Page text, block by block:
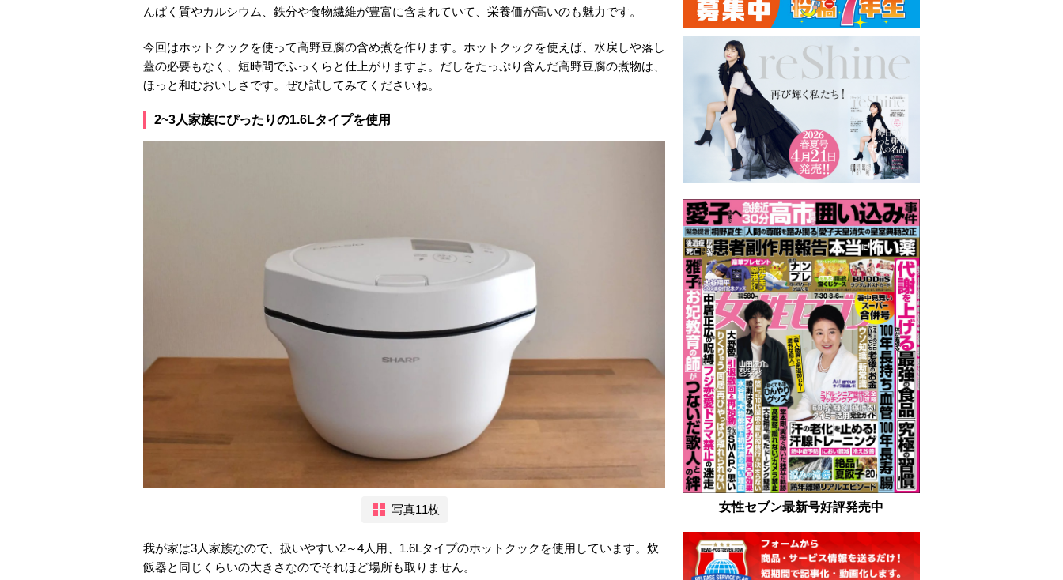
んぱく質やカルシウム、鉄分や食物繊維が豊富に含まれていて、栄養価が高いのも魅力です。
今回はホットクックを使って高野豆腐の含め煮を作ります。ホットクックを使えば、水戻しや落し
蓋の必要もなく、短時間でふっくらと仕上がりますよ。だしをたっぷり含んだ高野豆腐の煮物は、
ほっと和むおいしさです。ぜひ試してみてくださいね。
2~3人家族にぴったりの1.6Lタイプを使用
写真11枚
我が家は3人家族なので、扱いやすい2～4人用、1.6Lタイプのホットクックを使用しています。炊
飯器と同じくらいの大きさなのでそれほど場所も取りません。
女性セブン最新号好評発売中